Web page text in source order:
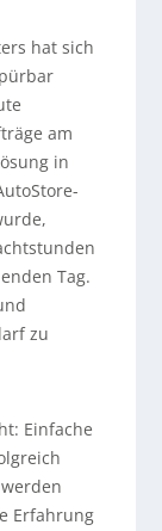
hat sich
am
in
Tag.
zu
Einfache
Erfahrung